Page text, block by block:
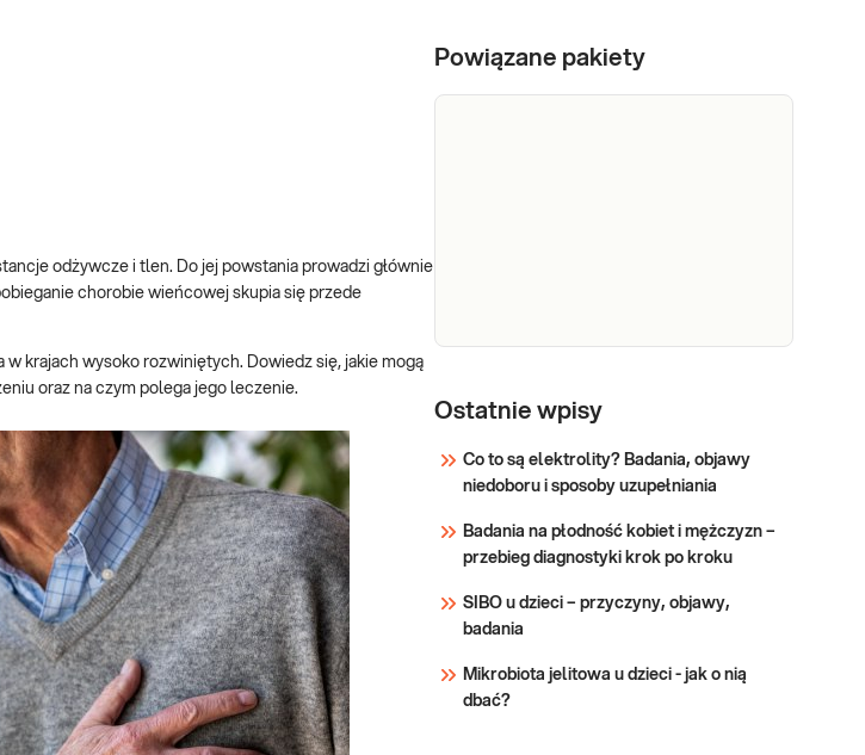
odżywcze i tlen. Do jej powstania prowadzi głównie
chorobie wieńcowej skupia się przede
krajach wysoko rozwiniętych. Dowiedz się, jakie mogą
oraz na czym polega jego leczenie.
Powiązane pakiety
każdego
z
konsultacją
Zestaw badań w pakiecie
uzyskanie
„panoramicznego” obrazu
homeostazy organizmu), a
w przypadku istnienia
patologii wyniki badań
identyfikują nasilenie
Sprawdź
Ostatnie wpisy
Co to są elektrolity? Badania, objawy
niedoboru i sposoby uzupełniania
Badania na płodność kobiet i mężczyzn –
przebieg diagnostyki krok po kroku
SIBO u dzieci – przyczyny, objawy,
badania
Mikrobiota jelitowa u dzieci - jak o nią
dbać?